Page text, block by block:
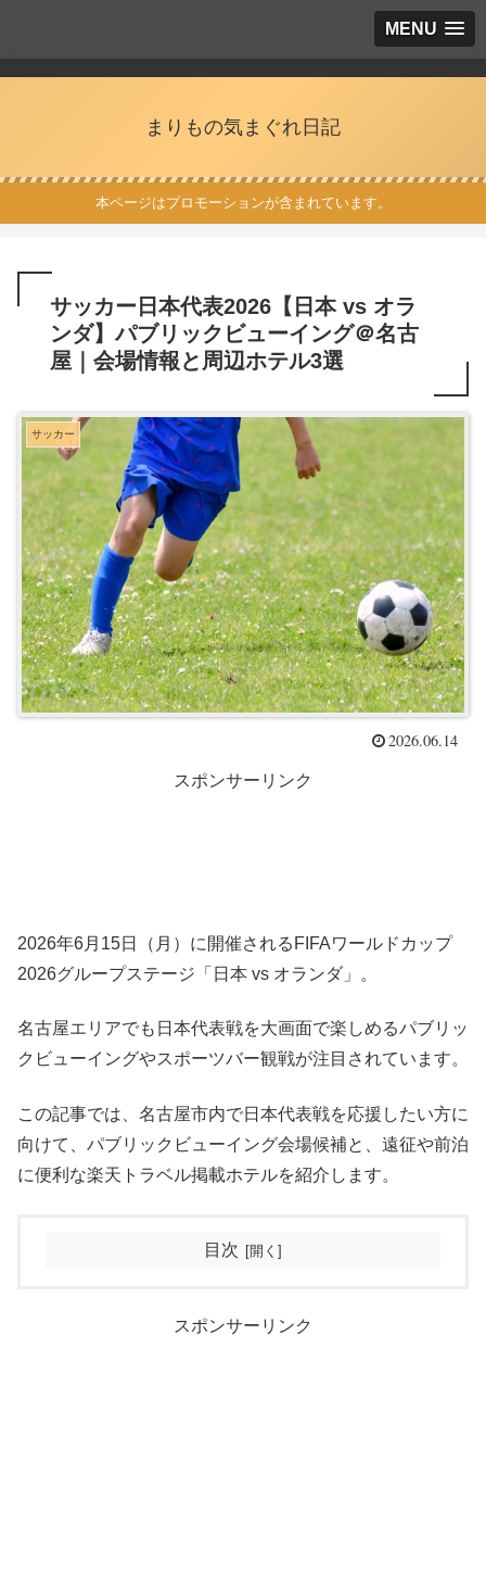
MENU
まりもの気まぐれ日記
本ページはプロモーションが含まれています。
サッカー日本代表2026【日本 vs オラ
ンダ】パブリックビューイング＠名古
屋｜会場情報と周辺ホテル3選
サッカー
2026.06.14
スポンサーリンク
2026年6月15日（月）に開催されるFIFAワールドカップ
2026グループステージ「日本 vs オランダ」。
名古屋エリアでも日本代表戦を大画面で楽しめるパブリッ
クビューイングやスポーツバー観戦が注目されています。
この記事では、名古屋市内で日本代表戦を応援したい方に
向けて、パブリックビューイング会場候補と、遠征や前泊
に便利な楽天トラベル掲載ホテルを紹介します。
目次
スポンサーリンク